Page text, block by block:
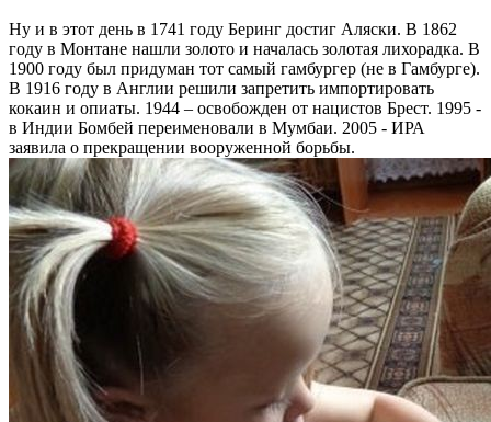
Ну и в этот день в 1741 году Беринг достиг Аляски. В 1862
году в Монтане нашли золото и началась золотая лихорадка. В
1900 году был придуман тот самый гамбургер (не в Гамбурге).
В 1916 году в Англии решили запретить импортировать
кокаин и опиаты. 1944 – освобожден от нацистов Брест. 1995 -
в Индии Бомбей переименовали в Мумбаи. 2005 - ИРА
заявила о прекращении вооруженной борьбы.